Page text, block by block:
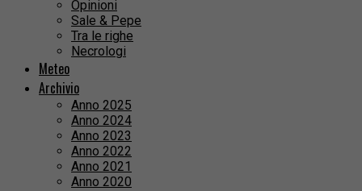
Opinioni
Sale & Pepe
Tra le righe
Necrologi
Meteo
Archivio
Anno 2025
Anno 2024
Anno 2023
Anno 2022
Anno 2021
Anno 2020